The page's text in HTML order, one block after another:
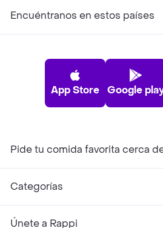
Encuéntranos en estos países
App Store Google
Pide tu comida favorita cerca
Categorías
Únete a Rappi